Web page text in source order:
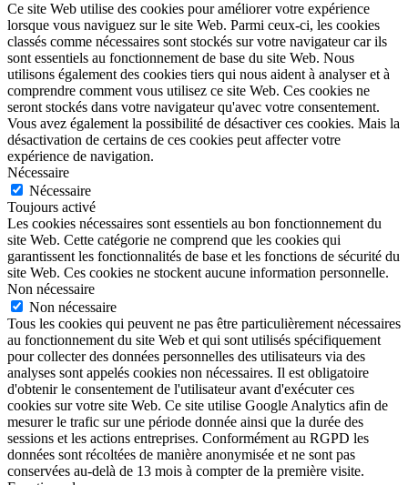
Ce site Web utilise des cookies pour améliorer votre expérience
lorsque vous naviguez sur le site Web. Parmi ceux-ci, les cookies
classés comme nécessaires sont stockés sur votre navigateur car ils
sont essentiels au fonctionnement de base du site Web. Nous
utilisons également des cookies tiers qui nous aident à analyser et à
comprendre comment vous utilisez ce site Web. Ces cookies ne
seront stockés dans votre navigateur qu'avec votre consentement.
Vous avez également la possibilité de désactiver ces cookies. Mais la
désactivation de certains de ces cookies peut affecter votre
expérience de navigation.
Nécessaire
Nécessaire
Toujours activé
Les cookies nécessaires sont essentiels au bon fonctionnement du
site Web. Cette catégorie ne comprend que les cookies qui
garantissent les fonctionnalités de base et les fonctions de sécurité du
site Web. Ces cookies ne stockent aucune information personnelle.
Non nécessaire
Non nécessaire
Tous les cookies qui peuvent ne pas être particulièrement nécessaires
au fonctionnement du site Web et qui sont utilisés spécifiquement
pour collecter des données personnelles des utilisateurs via des
analyses sont appelés cookies non nécessaires. Il est obligatoire
d'obtenir le consentement de l'utilisateur avant d'exécuter ces
cookies sur votre site Web. Ce site utilise Google Analytics afin de
mesurer le trafic sur une période donnée ainsi que la durée des
sessions et les actions entreprises. Conformément au RGPD les
données sont récoltées de manière anonymisée et ne sont pas
conservées au-delà de 13 mois à compter de la première visite.